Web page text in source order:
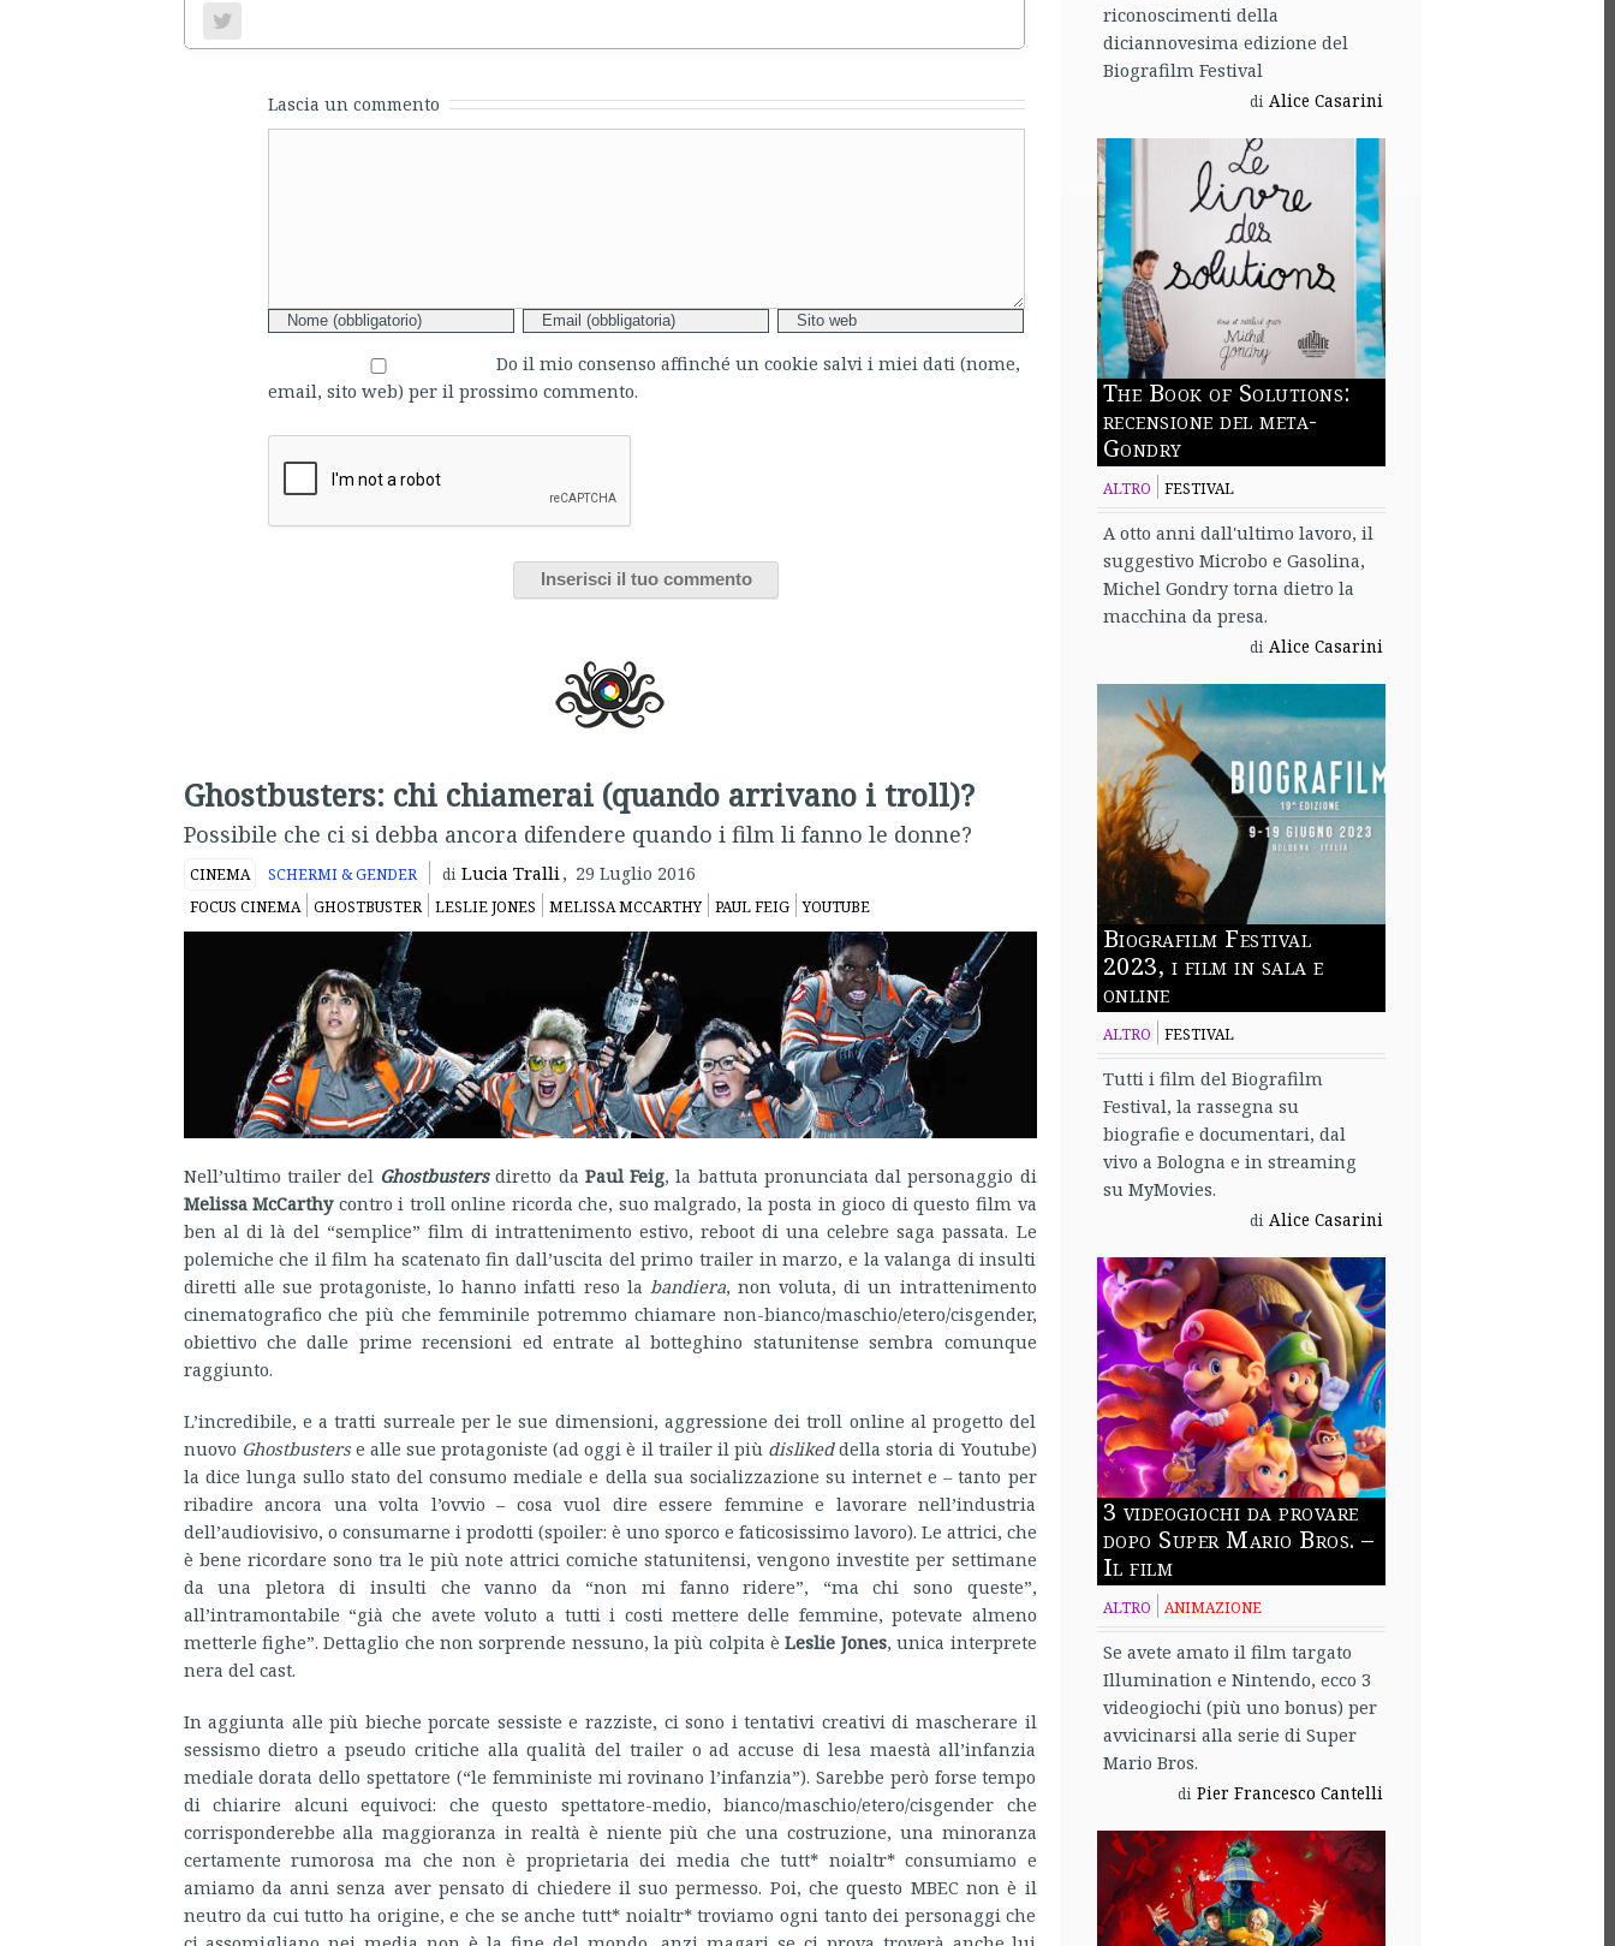
Lascia un commento
Do il mio consenso affinché un cookie salvi i miei dati (nome,
email, sito web) per il prossimo commento.
Ghostbusters: chi chiamerai (quando arrivano i troll)?
Possibile che ci si debba ancora difendere quando i film li fanno le donne?
CINEMA SCHERMI & GENDER di Lucia Tralli, 29 Luglio 2016
FOCUS CINEMA GHOSTBUSTER LESLIE JONES MELISSA MCCARTHY PAUL FEIG YOUTUBE
Nell’ultimo trailer del Ghostbustersdiretto da Paul Feig, la battuta pronunciata dal personaggio di
Melissa McCarthycontro i troll online ricorda che, suo malgrado, la posta in gioco di questo film va
ben al di là del “semplice” film di intrattenimento estivo, reboot di una celebre saga passata. Le
polemiche che il film ha scatenato fin dall’uscita del primo trailer in marzo, e la valanga di insulti
diretti alle sue protagoniste, lo hanno infatti reso la bandiera, non voluta, di un intrattenimento
cinematografico che più che femminile potremmo chiamare non-bianco/maschio/etero/cisgender,
obiettivo che dalle prime recensioni ed entrate al botteghino statunitense sembra comunque
raggiunto.
L’incredibile, e a tratti surreale per le sue dimensioni, aggressione dei troll online al progetto del
nuovo Ghostbusterse alle sue protagoniste (ad oggi è il trailer il più dislikeddella storia di Youtube)
la dice lunga sullo stato del consumo mediale e della sua socializzazione su internet e – tanto per
ribadire ancora una volta l’ovvio – cosa vuol dire essere femmine e lavorare nell’industria
dell’audiovisivo, o consumarne i prodotti (spoiler: è uno sporco e faticosissimo lavoro). Le attrici, che
è bene ricordare sono tra le più note attrici comiche statunitensi, vengono investite per settimane
da una pletora di insulti che vanno da “non mi fanno ridere”, “ma chi sono queste”,
all’intramontabile “già che avete voluto a tutti i costi mettere delle femmine, potevate almeno
metterle fighe”. Dettaglio che non sorprende nessuno, la più colpita èLeslie Jones, unica interprete
nera del cast.
In aggiunta alle più bieche porcate sessiste e razziste, ci sono i tentativi creativi di mascherare il
sessismo dietro a pseudo critiche alla qualità del trailer o ad accuse di lesa maestà all’infanzia
mediale dorata dello spettatore (“le femministe mi rovinano l’infanzia”). Sarebbe però forse tempo
di chiarire alcuni equivoci: che questo spettatore-medio, bianco/maschio/etero/cisgender che
corrisponderebbe alla maggioranza in realtà è niente più che una costruzione, una minoranza
certamente rumorosa ma che non è proprietaria dei media che tutt* noialtr* consumiamo e
amiamo da anni senza aver pensato di chiedere il suo permesso. Poi, che questo MBEC non è il
neutro da cui tutto ha origine, e che se anche tutt* noialtr* troviamo ogni tanto dei personaggi che
riconoscimenti della
diciannovesima edizione del
Biografilm Festival
di Alice Casarini
The Book of Solutions:
recensione del meta-
Gondry
ALTRO FESTIVAL
A otto anni dall'ultimo lavoro, il
suggestivo Microbo e Gasolina,
Michel Gondry torna dietro la
macchina da presa.
di Alice Casarini
Biografilm Festival
2023, i film in sala e
online
ALTRO FESTIVAL
Tutti i film del Biografilm
Festival, la rassegna su
biografie e documentari, dal
vivo a Bologna e in streaming
su MyMovies.
di Alice Casarini
3 videogiochi da provare
dopo Super Mario Bros. –
Il film
ALTRO ANIMAZIONE
Se avete amato il film targato
Illumination e Nintendo, ecco 3
videogiochi (più uno bonus) per
avvicinarsi alla serie di Super
Mario Bros.
di Pier Francesco Cantelli